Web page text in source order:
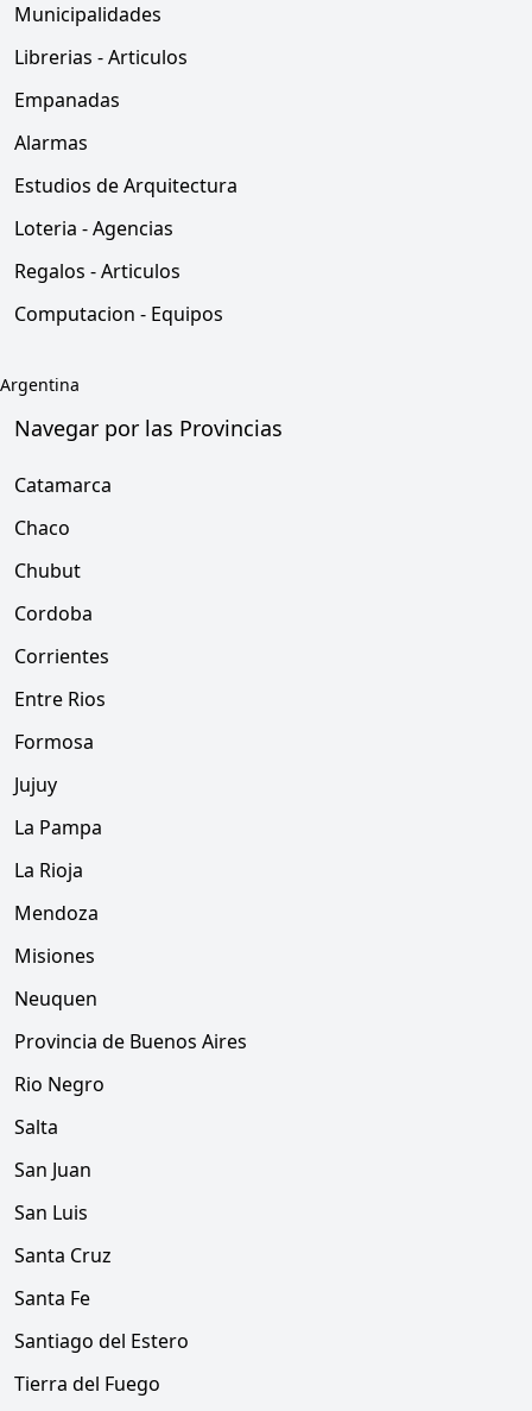
Municipalidades
Librerias - Articulos
Empanadas
Alarmas
Estudios de Arquitectura
Loteria - Agencias
Regalos - Articulos
Computacion - Equipos
Argentina
Navegar por las Provincias
Catamarca
Chaco
Chubut
Cordoba
Corrientes
Entre Rios
Formosa
Jujuy
La Pampa
La Rioja
Mendoza
Misiones
Neuquen
Provincia de Buenos Aires
Rio Negro
Salta
San Juan
San Luis
Santa Cruz
Santa Fe
Santiago del Estero
Tierra del Fuego